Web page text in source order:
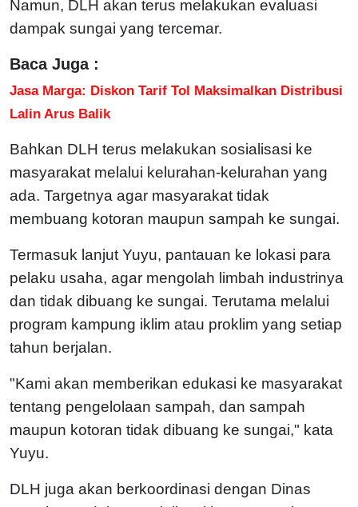
Namun, DLH akan terus melakukan evaluasi
dampak sungai yang tercemar.
Baca Juga :
Jasa Marga: Diskon Tarif Tol Maksimalkan Distribusi
Lalin Arus Balik
Bahkan DLH terus melakukan sosialisasi ke
masyarakat melalui kelurahan-kelurahan yang
ada. Targetnya agar masyarakat tidak
membuang kotoran maupun sampah ke sungai.
Termasuk lanjut Yuyu, pantauan ke lokasi para
pelaku usaha, agar mengolah limbah industrinya
dan tidak dibuang ke sungai. Terutama melalui
program kampung iklim atau proklim yang setiap
tahun berjalan.
"Kami akan memberikan edukasi ke masyarakat
tentang pengelolaan sampah, dan sampah
maupun kotoran tidak dibuang ke sungai," kata
Yuyu.
DLH juga akan berkoordinasi dengan Dinas